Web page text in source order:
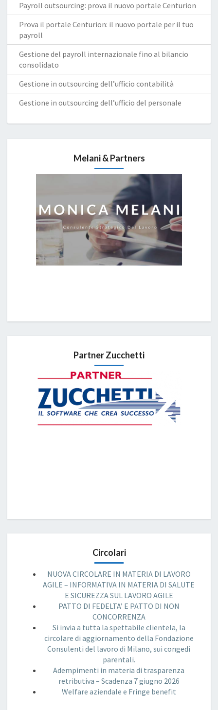
Payroll outsourcing: prova il nuovo portale Centurion
Prova il portale Centurion: il nuovo portale per il tuo
payroll
Gestione del payroll internazionale fino al bilancio
consolidato
Gestione in outsourcing dell’ufficio contabilità
Gestione in outsourcing dell’ufficio del personale
Melani & Partners
Partner Zucchetti
Circolari
NUOVA CIRCOLARE IN MATERIA DI LAVORO
AGILE – INFORMATIVA IN MATERIA DI SALUTE
E SICUREZZA SUL LAVORO AGILE
PATTO DI FEDELTA’ E PATTO DI NON
CONCORRENZA
Si invia a tutta la spettabile clientela, la
circolare di aggiornamento della Fondazione
Consulenti del lavoro di Milano, sui congedi
parentali.
Adempimenti in materia di trasparenza
retributiva – Scadenza 7 giugno 2026
Welfare aziendale e Fringe benefit